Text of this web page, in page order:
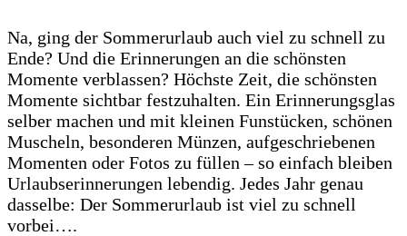
Na, ging der Sommerurlaub auch viel zu schnell zu
Ende? Und die Erinnerungen an die schönsten
Momente verblassen? Höchste Zeit, die schönsten
Momente sichtbar festzuhalten. Ein Erinnerungsglas
selber machen und mit kleinen Funstücken, schönen
Muscheln, besonderen Münzen, aufgeschriebenen
Momenten oder Fotos zu füllen – so einfach bleiben
Urlaubserinnerungen lebendig. Jedes Jahr genau
dasselbe: Der Sommerurlaub ist viel zu schnell
vorbei….